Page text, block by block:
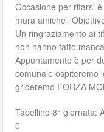
Occasione per rifarsi
mura amiche
Un ringraziamento ai
non hanno fatto
Appuntamento è per
comunale ospiteremo
grideremo FORZA
Tabellino 8° giornata:
0